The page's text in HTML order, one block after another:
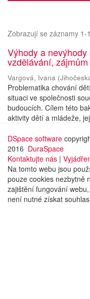
Zobrazují se záznamy 1-
Výhody a
vzdělávání,
Vargová, Ivana (
Problematika chování
situaci ve společnosti
budoucích. Cílem této
aktivity dětí a mládeže,
DSpace software
2016 DuraSpace
Kontaktujte nás |
Na tomto webu jsou
pouze cookies nezbytně
zajištění fungování
není nutné získat